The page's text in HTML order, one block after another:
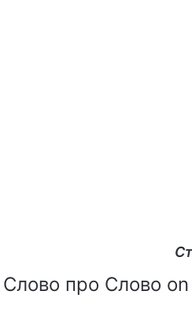
про Слово